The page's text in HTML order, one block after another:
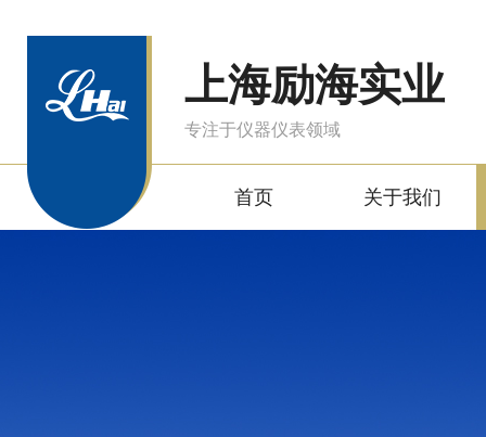
上海励海实业
专注于仪器仪表领域
首页 关于我们